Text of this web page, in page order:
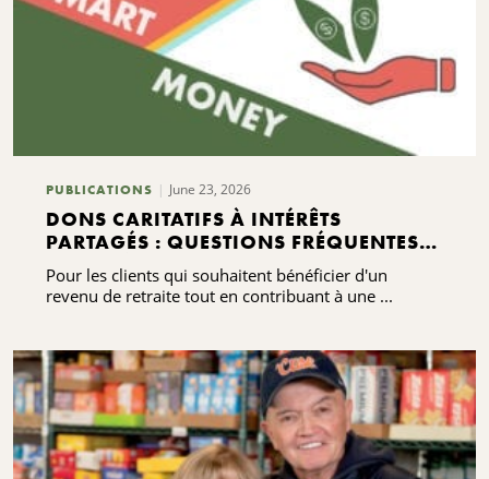
PUBLICATIONS June 23, 2026
DONS CARITATIFS À INTÉRÊTS
PARTAGÉS : QUESTIONS FRÉQUENTES À
CONNAÎTRE
Pour les clients qui souhaitent bénéficier d'un
revenu de retraite tout en contribuant à une ...